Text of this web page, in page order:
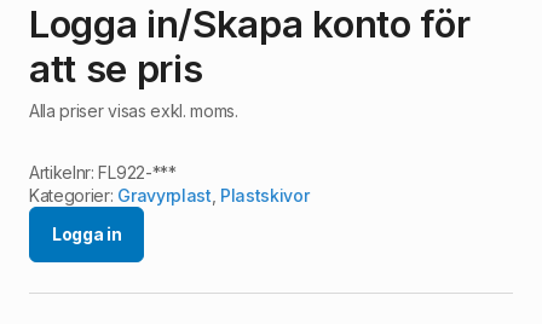
Logga in/Skapa konto för
att se pris
Alla priser visas exkl. moms.
Artikelnr:FL922-***
Kategorier: Gravyrplast Plastskivor
Logga in